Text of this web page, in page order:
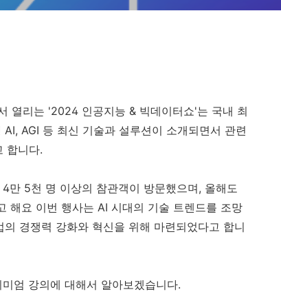
열리는 '2024 인공지능 & 빅데이터쇼'는 국내 최
AGI 등 최신 기술과 설루션이 소개되면서 관련
합니다.
만 5천 명 이상의 참관객이 방문했으며, 올해도
해요 이번 행사는 AI 시대의 기술 트렌드를 조망
경쟁력 강화와 혁신을 위해 마련되었다고 합니
엄 강의에 대해서 알아보겠습니다.